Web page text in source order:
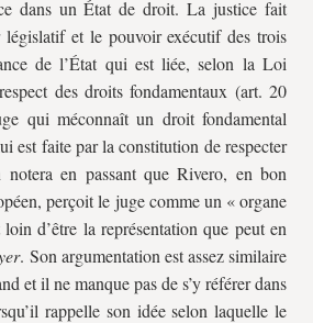
dans un État de droit. La justice fait
et le pouvoir exécutif des trois
de l’État qui est liée, selon la Loi
des droits fondamentaux (art. 20
qui méconnaît un droit fondamental
est faite par la constitution de respecter
en passant que Rivero, en bon
perçoit le juge comme un « organe
d’être la représentation que peut en
. Son argumentation est assez similaire
et il ne manque pas de s’y référer dans
rappelle son idée selon laquelle le